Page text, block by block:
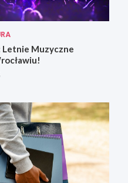
Letnie Muzyczne